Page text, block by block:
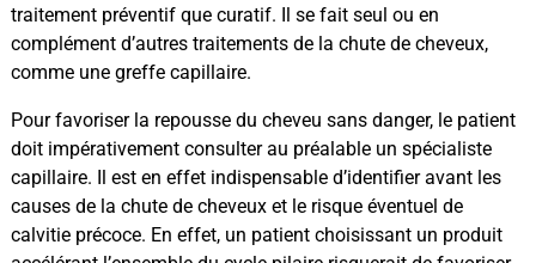
traitement préventif que curatif. Il se fait seul ou en
complément d’autres traitements de la chute de cheveux,
comme une greffe capillaire.
Pour favoriser la repousse du cheveu sans danger, le patient
doit impérativement consulter au préalable un spécialiste
capillaire. Il est en effet indispensable d’identifier avant les
causes de la chute de cheveux et le risque éventuel de
calvitie précoce. En effet, un patient choisissant un produit